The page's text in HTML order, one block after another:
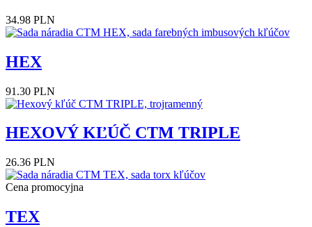
34.98 PLN
HEX
91.30 PLN
HEXOVÝ KĽÚČ CTM TRIPLE
26.36 PLN
Cena promocyjna
TEX